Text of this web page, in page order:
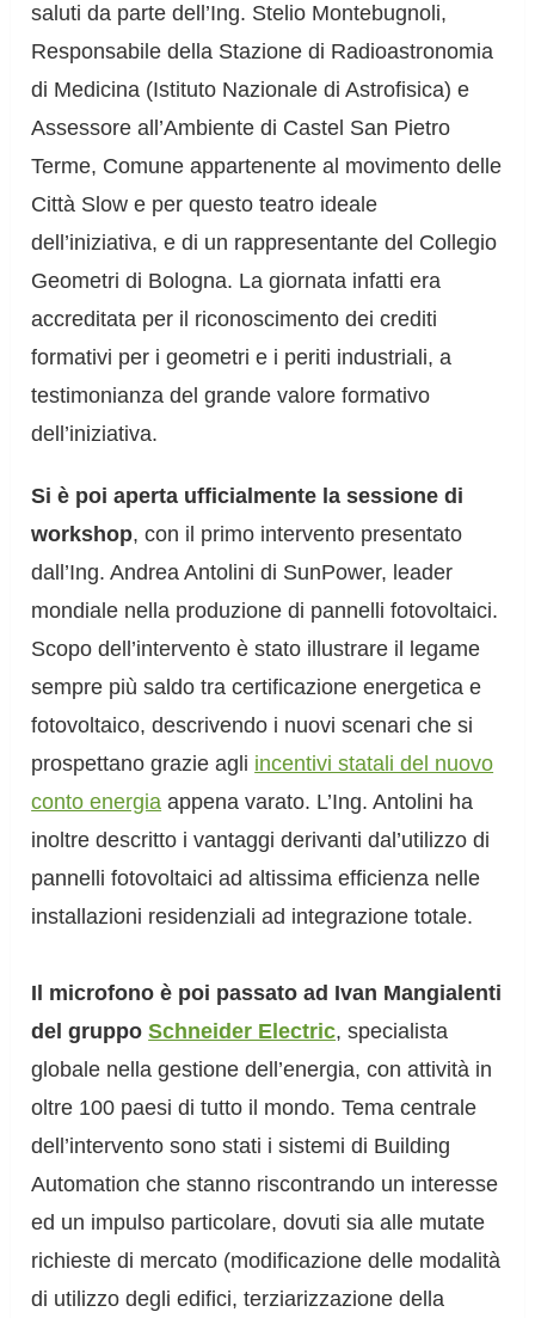
saluti da parte dell’Ing. Stelio Montebugnoli,
Responsabile della Stazione di Radioastronomia
di Medicina (Istituto Nazionale di Astrofisica) e
Assessore all’Ambiente di Castel San Pietro
Terme, Comune appartenente al movimento delle
Città Slow e per questo teatro ideale
dell’iniziativa, e di un rappresentante del Collegio
Geometri di Bologna. La giornata infatti era
accreditata per il riconoscimento dei crediti
formativi per i geometri e i periti industriali, a
testimonianza del grande valore formativo
dell’iniziativa.
Si è poi aperta ufficialmente la sessione di
workshop, con il primo intervento presentato
dall’Ing. Andrea Antolini di SunPower, leader
mondiale nella produzione di pannelli fotovoltaici.
Scopo dell’intervento è stato illustrare il legame
sempre più saldo tra certificazione energetica e
fotovoltaico, descrivendo i nuovi scenari che si
prospettano grazie agli incentivi statali del nuovo
conto energia appena varato. L’Ing. Antolini ha
inoltre descritto i vantaggi derivanti dal’utilizzo di
pannelli fotovoltaici ad altissima efficienza nelle
installazioni residenziali ad integrazione totale.
Il microfono è poi passato ad Ivan Mangialenti
del gruppoSchneider Electric, specialista
globale nella gestione dell’energia, con attività in
oltre 100 paesi di tutto il mondo. Tema centrale
dell’intervento sono stati i sistemi di Building
Automation che stanno riscontrando un interesse
ed un impulso particolare, dovuti sia alle mutate
richieste di mercato (modificazione delle modalità
di utilizzo degli edifici, terziarizzazione della